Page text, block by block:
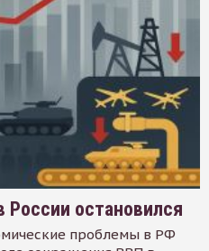
России остановился
проблемы в РФ